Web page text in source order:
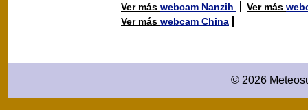
Ver más webcam Nanzih Ver más
Ver más webcam China
© 2026